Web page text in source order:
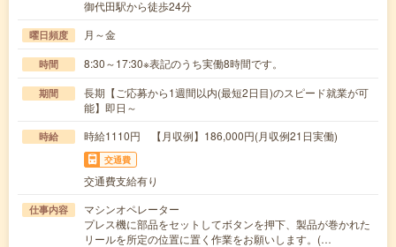
御代田駅から徒歩24分
曜日頻度 月～金
時間 8:30～17:30※表記のうち実働8時間です。
期間
長期【ご応募から1週間以内(最短2日目)のスピード就業が可
能】即日～
時給 時給1110円 【月収例】186,000円(月収例21日実働)
交通費
交通費支給有り
仕事内容
マシンオペレーター
プレス機に部品をセットしてボタンを押下、製品が巻かれた
リールを所定の位置に置く作業をお願いします。(…